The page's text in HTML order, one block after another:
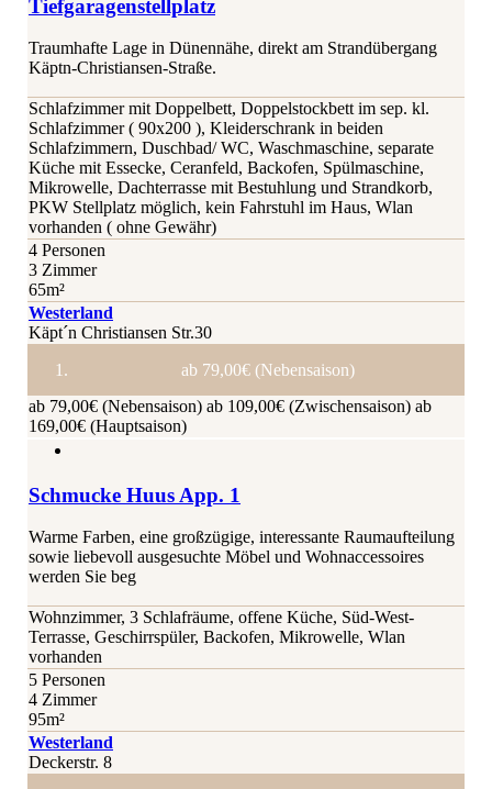
Tiefgaragenstellplatz
Traumhafte Lage in Dünennähe, direkt am Strandübergang
Käptn-Christiansen-Straße.
Schlafzimmer mit Doppelbett, Doppelstockbett im sep. kl.
Schlafzimmer ( 90x200 ), Kleiderschrank in beiden
Schlafzimmern, Duschbad/ WC, Waschmaschine, separate
Küche mit Essecke, Ceranfeld, Backofen, Spülmaschine,
Mikrowelle, Dachterrasse mit Bestuhlung und Strandkorb,
PKW Stellplatz möglich, kein Fahrstuhl im Haus, Wlan
vorhanden ( ohne Gewähr)
4 Personen
3 Zimmer
65m²
Westerland
Käpt´n Christiansen Str.30
ab 79,00€ (Nebensaison)
ab 79,00€ (Nebensaison) ab 109,00€ (Zwischensaison) ab
169,00€ (Hauptsaison)
Schmucke Huus App. 1
Warme Farben, eine großzügige, interessante Raumaufteilung
sowie liebevoll ausgesuchte Möbel und Wohnaccessoires
werden Sie beg
Wohnzimmer, 3 Schlafräume, offene Küche, Süd-West-
Terrasse, Geschirrspüler, Backofen, Mikrowelle, Wlan
vorhanden
5 Personen
4 Zimmer
95m²
Westerland
Deckerstr. 8